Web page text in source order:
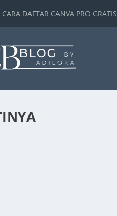
CARA DAFTAR CANVA PRO GRATIS